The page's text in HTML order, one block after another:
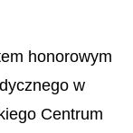
honorowym
w
Centrum